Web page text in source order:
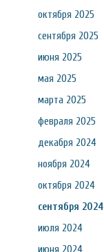
октября 2025
сентября 2025
июня 2025
мая 2025
марта 2025
февраля 2025
декабря 2024
ноября 2024
октября 2024
сентября 2024
июля 2024
июня 2024